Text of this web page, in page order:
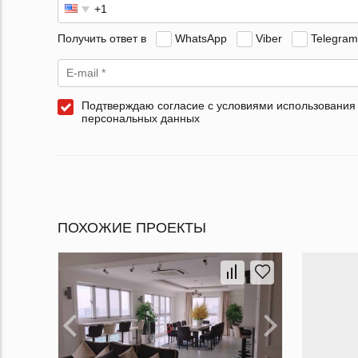
Получить ответ в WhatsApp Viber Telegram
Подтверждаю согласие с условиями использования
персональных данных
ПОХОЖИЕ ПРОЕКТЫ